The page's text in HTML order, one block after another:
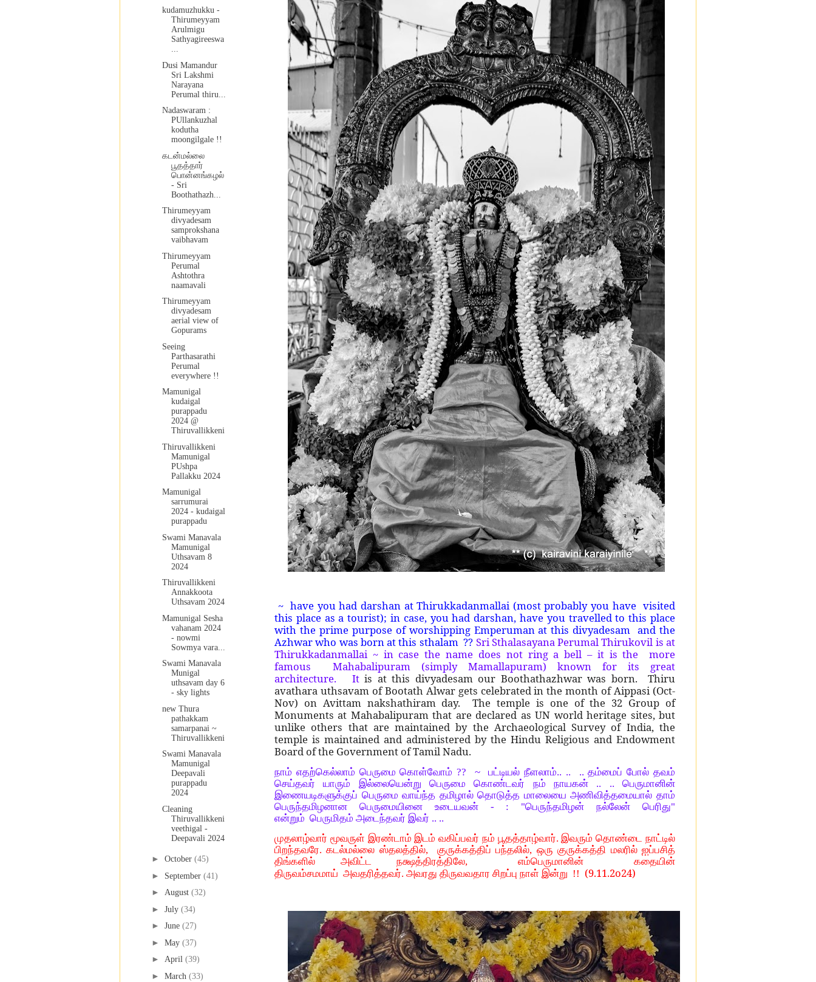
~ have you had darshan at Thirukkadanmallai (most probably you have visited
this place as a tourist); in case, you had darshan, have you travelled to this place
with the prime purpose of worshipping Emperuman at this divyadesam and the
Azhwar who was born at this sthalam ?? Sri Sthalasayana Perumal Thirukovil is at
Thirukkadanmallai ~ in case the name does not ring a bell – it is the more
famous Mahabalipuram (simply Mamallapuram) known for its great
architecture. Itis at this divyadesam our Boothathazhwar was born. Thiru
avathara uthsavam of Bootath Alwar gets celebrated in the month of Aippasi (Oct-
Nov) on Avittam nakshathiram day. The temple is one of the 32 Group of
Monuments at Mahabalipuram that are declared as UN world heritage sites, but
unlike others that are maintained by the Archaeological Survey of India, the
temple is maintained and administered by the Hindu Religious and Endowment
Board of the Government of Tamil Nadu.
நாம் எதற்கெல்லாம் பெருமை கொள்வோம் ?? ~ பட்டியல் நீளலாம்.. .. .. தம்மைப் போல் தவம்
செய்தவர் யாரும் இல்லையென்று பெருமை கொண்டவர் நம் நாயகன் .. .. பெருமானின்
இணையடிகளுக்குப் பெருமை வாய்ந்த தமிழால் தொடுத்த மாலையை அணிவித்தமையால் தாம்
பெருந்தமிழனான பெருமையினை உடையவன் - : "பெருந்தமிழன் நல்லேன் பெரிது"
என்றும் பெருமிதம் அடைந்தவர் இவர் .. ..
முதலாழ்வார் மூவருள் இரண்டாம் இடம் வகிப்பவர் நம் பூதத்தாழ்வார். இவரும் தொண்டை நாட்டில்
பிறந்தவரே. கடல்மல்லை ஸ்தலத்தில், குருக்கத்திப் பந்தலில், ஒரு குருக்கத்தி மலரில் ஐப்பசித்
திங்களில் அவிட்ட நக்ஷத்திரத்திலே, எம்பெருமானின் கதையின்
திருவம்சமமாய் அவதரித்தவர். அவரது திருவவதார சிறப்பு நாள் இன்று !! (9.11.2o24)
kudamuzhukku -
Thirumeyyam
Arulmigu
Sathyagireeswa
...
Dusi Mamandur
Sri Lakshmi
Narayana
Perumal thiru...
Nadaswaram :
PUllankuzhal
kodutha
moongilgale !!
கடன்மல்லை
பூதத்தார்
பொன்னங்கழல்
- Sri
Boothathazh...
Thirumeyyam
divyadesam
samprokshana
vaibhavam
Thirumeyyam
Perumal
Ashtothra
naamavali
Thirumeyyam
divyadesam
aerial view of
Gopurams
Seeing
Parthasarathi
Perumal
everywhere !!
Mamunigal
kudaigal
purappadu
2024 @
Thiruvallikkeni
Thiruvallikkeni
Mamunigal
PUshpa
Pallakku 2024
Mamunigal
sarrumurai
2024 - kudaigal
purappadu
Swami Manavala
Mamunigal
Uthsavam 8
2024
Thiruvallikkeni
Annakkoota
Uthsavam 2024
Mamunigal Sesha
vahanam 2024
- nowmi
Sowmya vara...
Swami Manavala
Munigal
uthsavam day 6
- sky lights
new Thura
pathakkam
samarpanai ~
Thiruvallikkeni
Swami Manavala
Mamunigal
Deepavali
purappadu
2024
Cleaning
Thiruvallikkeni
veethigal -
Deepavali 2024
► October (45)
► September (41)
► August (32)
► July (34)
► June (27)
► May (37)
► April (39)
► March (33)